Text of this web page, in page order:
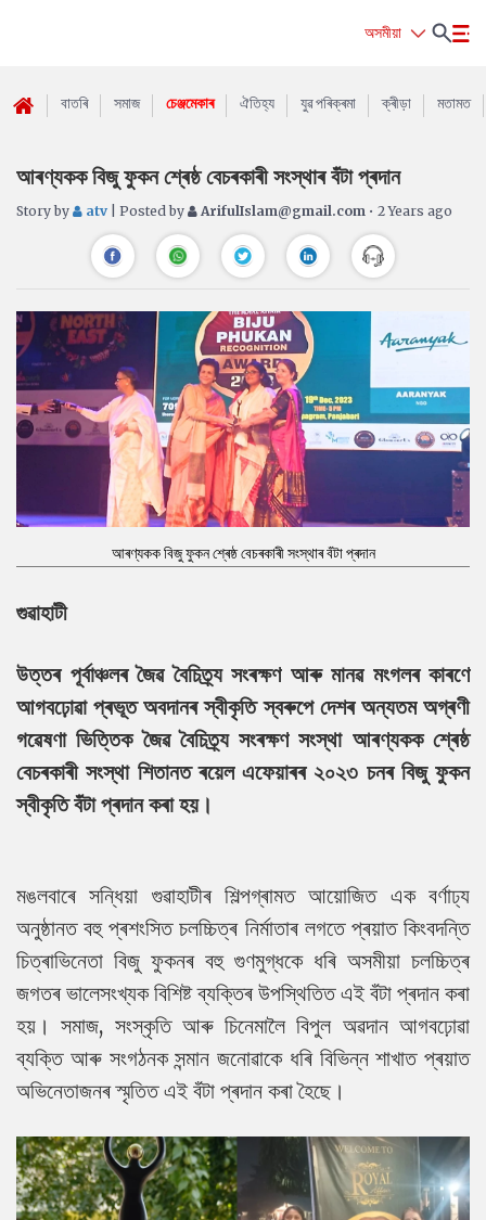
অসমীয়া
বাতৰি সমাজ চেঞ্জমেকাৰ ঐতিহ্য যুৱ পৰিক্ৰমা ক্ৰীড়া মতামত
আৰণ্যকক বিজু ফুকন শ্ৰেষ্ঠ বেচৰকাৰী সংস্থাৰ বঁটা প্ৰদান
Story by atv | Posted by ArifulIslam@gmail.com • 2 Years ago
আৰণ্যকক বিজু ফুকন শ্ৰেষ্ঠ বেচৰকাৰী সংস্থাৰ বঁটা প্ৰদান
গুৱাহাটী
উত্তৰ পূৰ্বাঞ্চলৰ জৈৱ বৈচিত্ৰ্য সংৰক্ষণ আৰু মানৱ মংগলৰ কাৰণে
আগবঢ়োৱা প্ৰভূত অবদানৰ স্বীকৃতি স্বৰুপে দেশৰ অন্যতম অগ্ৰণী
গৱেষণা ভিত্তিক জৈৱ বৈচিত্ৰ্য সংৰক্ষণ সংস্থা আৰণ্যকক শ্ৰেষ্ঠ
বেচৰকাৰী সংস্থা শিতানত ৰয়েল এফেয়াৰৰ ২০২৩ চনৰ বিজু ফুকন
স্বীকৃতি বঁটা প্ৰদান কৰা হয়।
মঙলবাৰে সন্ধিয়া গুৱাহাটীৰ শিল্পগ্ৰামত আয়োজিত এক বৰ্ণাঢ্য
অনুষ্ঠানত বহু প্ৰশংসিত চলচ্চিত্ৰ নিৰ্মাতাৰ লগতে প্ৰয়াত কিংবদন্তি
চিত্ৰাভিনেতা বিজু ফুকনৰ বহু গুণমুগ্ধকে ধৰি অসমীয়া চলচ্চিত্ৰ
জগতৰ ভালেসংখ্যক বিশিষ্ট ব্যক্তিৰ উপস্থিতিত এই বঁটা প্ৰদান কৰা
হয়। সমাজ, সংস্কৃতি আৰু চিনেমালৈ বিপুল অৱদান আগবঢ়োৱা
ব্যক্তি আৰু সংগঠনক সন্মান জনোৱাকে ধৰি বিভিন্ন শাখাত প্ৰয়াত
অভিনেতাজনৰ স্মৃতিত এই বঁটা প্ৰদান কৰা হৈছে।